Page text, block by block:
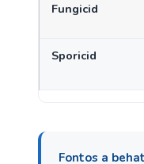
Fungicid
Sporicid
Fontos a